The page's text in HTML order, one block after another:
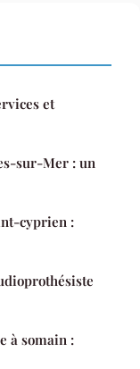
et
sur-Mer : un
cyprien :
à somain :